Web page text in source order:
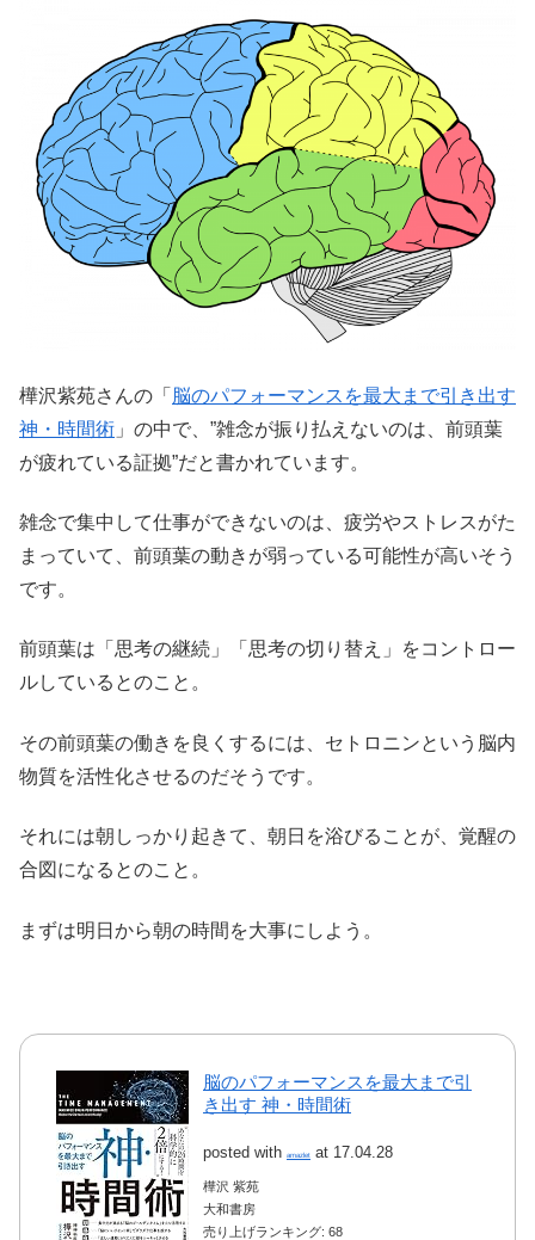
樺沢紫苑さんの「 脳のパフォーマンスを最大まで引き出す
神・時間術 」の中で、”雑念が振り払えないのは、前頭葉
が疲れている証拠”だと書かれています。
雑念で集中して仕事ができないのは、疲労やストレスがた
まっていて、前頭葉の動きが弱っている可能性が高いそう
です。
前頭葉は「思考の継続」「思考の切り替え」をコントロー
ルしているとのこと。
その前頭葉の働きを良くするには、セトロニンという脳内
物質を活性化させるのだそうです。
それには朝しっかり起きて、朝日を浴びることが、覚醒の
合図になるとのこと。
まずは明日から朝の時間を大事にしよう。
脳のパフォーマンスを最大まで引
き出す 神・時間術
posted with amazlet at 17.04.28
樺沢 紫苑
大和書房
売り上げランキング: 68